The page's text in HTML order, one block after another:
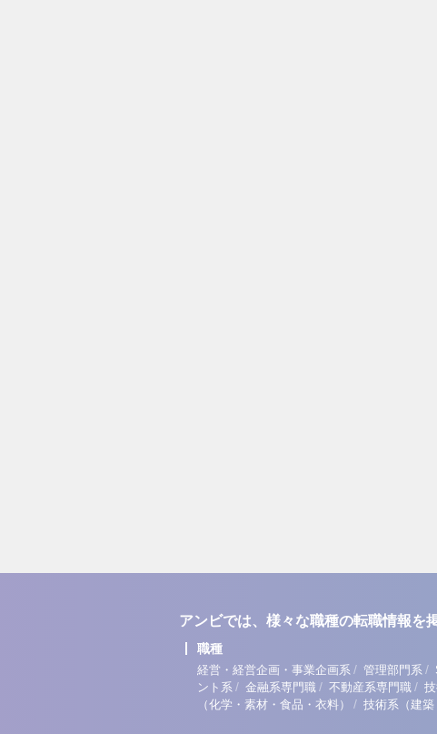
アンビでは、様々な職種の転職情報を
職種
経営・経営企画・事業企画系 / 管理部門系 /
ント系 / 金融系専門職 / 不動産系専門職 /
（化学・素材・食品・衣料）
/ 技術系（建築